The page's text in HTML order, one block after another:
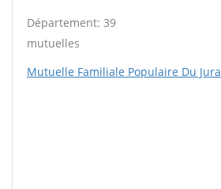
Département: 39
mutuelles
Mutuelle Familiale Populaire Du Jura